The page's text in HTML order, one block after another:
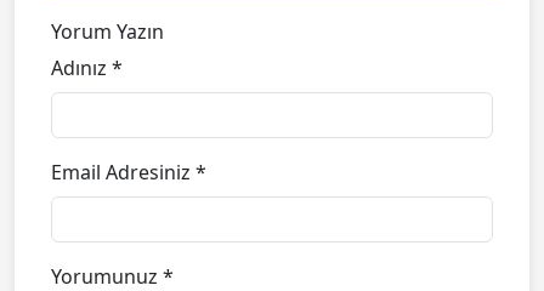
Yorum Yazın
Adınız *
Email Adresiniz *
Yorumunuz *